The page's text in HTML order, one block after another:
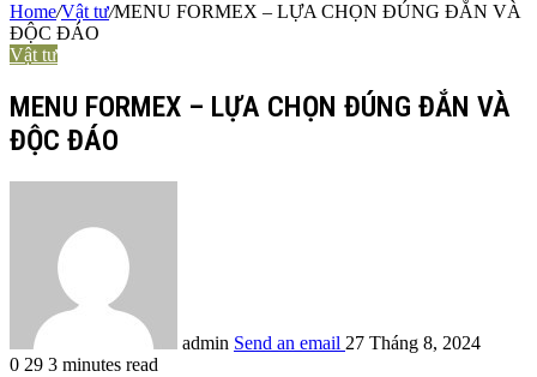
Home/Vật tư/MENU FORMEX – LỰA CHỌN ĐÚNG ĐẮN VÀ
ĐỘC ĐÁO
Vật tư
MENU FORMEX – LỰA CHỌN ĐÚNG ĐẮN VÀ
ĐỘC ĐÁO
admin Send an email 27 Tháng 8, 2024
0 29 3 minutes read